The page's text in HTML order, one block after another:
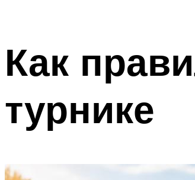
МЕНЮ
Как
турнике